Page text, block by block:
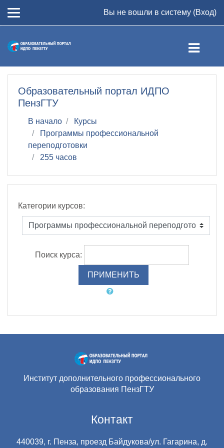
Вы не вошли в систему (Вход)
Образовательный портал ИДПО
ПензГТУ
В начало
Курсы
Программы профессиональной
переподготовки
255 часов
Категории курсов:
Поиск курса:
Институт дополнительного профессионального
образования ПензГТУ
Контакт
440039, г. Пенза, проезд Байдукова/ул. Гагарина, д.